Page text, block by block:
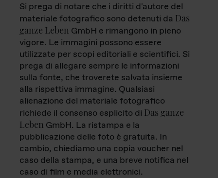
Si prega di notare che i diritti d'autore del
materiale fotografico sono detenuti da Das
ganze Leben GmbH e rimangono in pieno
vigore. Le immagini possono essere
utilizzate per scopi editoriali e scientifici. Si
prega di allegare sempre le informazioni
sulla fonte, che troverete salvata insieme
alla rispettiva immagine. Qualsiasi
alienazione del materiale fotografico
richiede il consenso esplicito di Das ganze
Leben GmbH. La ristampa e la
pubblicazione delle foto è gratuita. In
cambio, chiediamo una copia voucher nel
caso della stampa, e una breve notifica nel
caso di film e media elettronici.